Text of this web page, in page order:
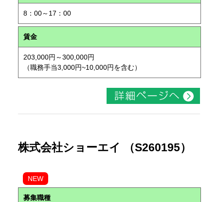
8：00～17：00
賃金
203,000円～300,000円
（職務手当3,000円~10,000円を含む）
株式会社ショーエイ （S260195）
NEW
募集職種